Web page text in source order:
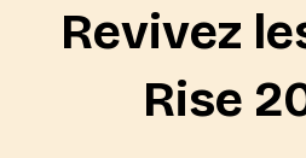
Revivez
Rise